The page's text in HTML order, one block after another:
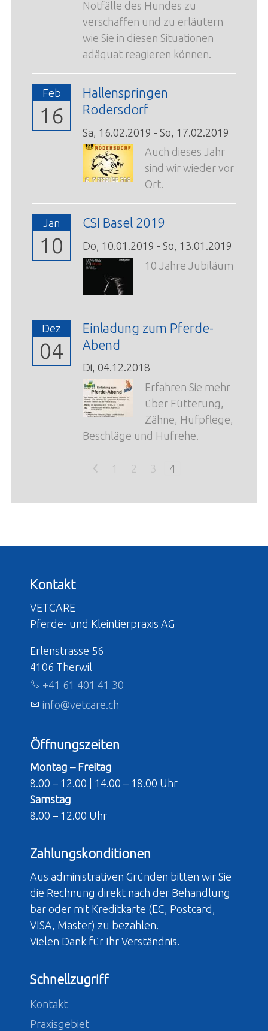
Notfälle des Hundes zu
verschaffen und zu erläutern
wie Sie in diesen Situationen
adäquat reagieren können.
Feb
16
Hallenspringen
Rodersdorf
Sa, 16.02.2019 - So, 17.02.2019
Auch dieses Jahr
sind wir wieder vor
Ort.
Jan
10
CSI Basel 2019
Do, 10.01.2019 - So, 13.01.2019
10 Jahre Jubiläum
Dez
04
Einladung zum Pferde-
Abend
Di, 04.12.2018
Erfahren Sie mehr
über Fütterung,
Zähne, Hufpflege,
Beschläge und Hufrehe.
< 1 2 3 4
Kontakt
VETCARE
Pferde- und Kleintierpraxis AG
Erlenstrasse 56
4106 Therwil
+41 61 401 41 30
nf
v tc r ch
Öffnungszeiten
Montag – Freitag
8.00 – 12.00 | 14.00 – 18.00 Uhr
Samstag
8.00 – 12.00 Uhr
Zahlungskonditionen
Aus administrativen Gründen bitten wir Sie
die Rechnung direkt nach der Behandlung
bar oder mit Kreditkarte (EC, Postcard,
VISA, Master) zu bezahlen.
Vielen Dank für Ihr Verständnis.
Schnellzugriff
Kontakt
Praxisgebiet